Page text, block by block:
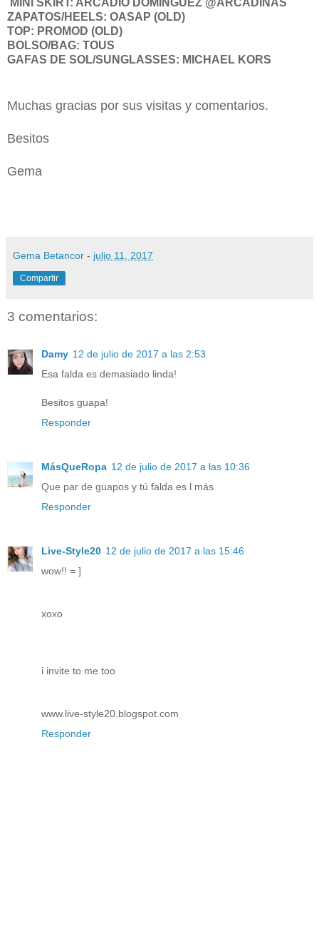
MINI SKIRT: ARCADIO DOMÍNGUEZ @ARCADINAS
ZAPATOS/HEELS: OASAP (OLD)
TOP: PROMOD (OLD)
BOLSO/BAG: TOUS
GAFAS DE SOL/SUNGLASSES: MICHAEL KORS
Muchas gracias por sus visitas y comentarios.
Besitos
Gema
Gema Betancor - julio 11, 2017
Compartir
3 comentarios:
Damy 12 de julio de 2017 a las 2:53
Esa falda es demasiado linda!
Besitos guapa!
Responder
MásQueRopa 12 de julio de 2017 a las 10:36
Que par de guapos y tú falda es l más
Responder
Live-Style20 12 de julio de 2017 a las 15:46
wow!! = ]
xoxo
i invite to me too
www.live-style20.blogspot.com
Responder